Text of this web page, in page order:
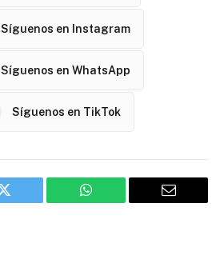
Síguenos en Instagram
Síguenos en WhatsApp
Síguenos en TikTok
Twitter WhatsApp Email